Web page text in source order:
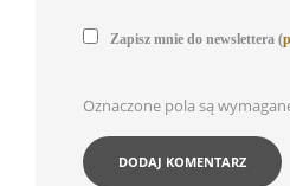
Zapisz mnie do newslettera (
Oznaczone pola są